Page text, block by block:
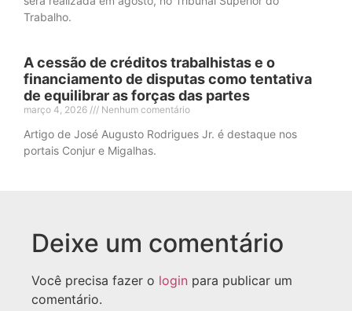
Trabalho.
A cessão de créditos trabalhistas e o
financiamento de disputas como tentativa
de equilibrar as forças das partes
março 4, 2026 Nenhum comentário
Artigo de José Augusto Rodrigues Jr. é destaque nos
portais Conjur e Migalhas.
Deixe um comentário
Você precisa fazer o login para publicar um
comentário.